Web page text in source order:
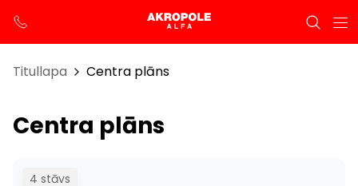
Titullapa Centra plāns
Centra plāns